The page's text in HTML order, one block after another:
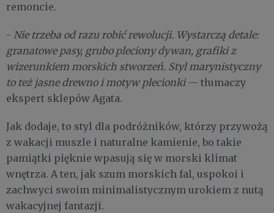
remoncie.
- Nie trzeba od razu robić rewolucji. Wystarczą detale:
granatowe pasy, grubo pleciony dywan, grafiki z
wizerunkiem morskich stworzeń. Styl marynistyczny
to też jasne drewno i motyw plecionki— tłumaczy
ekspert sklepów Agata.
Jak dodaje, to styl dla podróżników, którzy przywożą
z wakacji muszle i naturalne kamienie, bo takie
pamiątki pięknie wpasują się w morski klimat
wnętrza. A ten, jak szum morskich fal, uspokoi i
zachwyci swoim minimalistycznym urokiem z nutą
wakacyjnej fantazji.